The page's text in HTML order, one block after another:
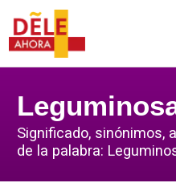
Significado, sinónimos,
de la palabra: